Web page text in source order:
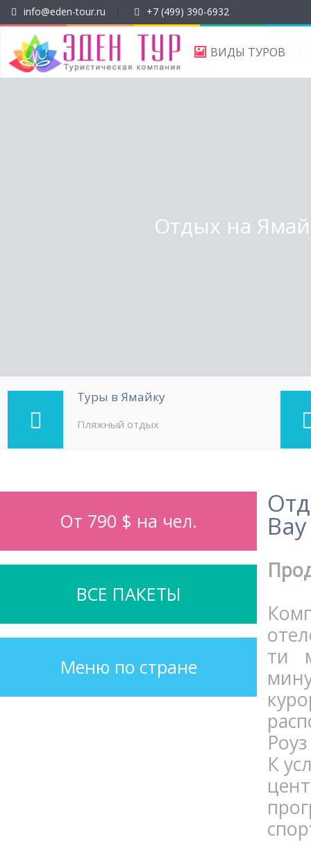
info@eden-tour.ru +7 (499) 390-6932
ВИДЫ ТУРОВ
Отдых на
Туры в Ямайку
Пляжный отдых
От 790 $ на чел.
ВСЕ ПАКЕТЫ
Меню по стране
ти
К